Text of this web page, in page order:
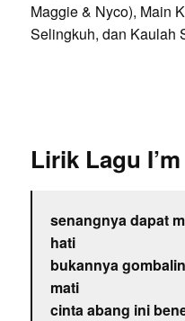
Maggie & Nyco), Main
Selingkuh, dan Kaulah
Lirik Lagu
senangnya dapat
hati
bukannya
mati
cinta abang ini